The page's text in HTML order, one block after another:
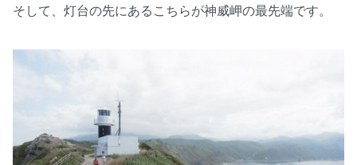
そして、灯台の先にあるこちらが神威岬の最先端です。